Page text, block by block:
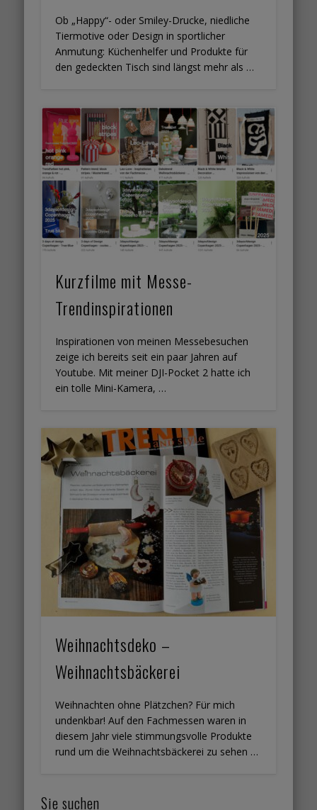
Ob „Happy“- oder Smiley-Drucke, niedliche
Tiermotive oder Design in sportlicher
Anmutung: Küchenhelfer und Produkte für
den gedeckten Tisch sind längst mehr als …
Kurzfilme mit Messe-
Trendinspirationen
Inspirationen von meinen Messebesuchen
zeige ich bereits seit ein paar Jahren auf
Youtube. Mit meiner DJI-Pocket 2 hatte ich
ein tolle Mini-Kamera, …
Weihnachtsdeko –
Weihnachtsbäckerei
Weihnachten ohne Plätzchen? Für mich
undenkbar! Auf den Fachmessen waren in
diesem Jahr viele stimmungsvolle Produkte
rund um die Weihnachtsbäckerei zu sehen …
Sie suchen